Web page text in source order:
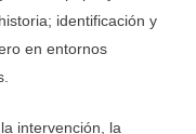
identificación y
en entornos
intervención, la